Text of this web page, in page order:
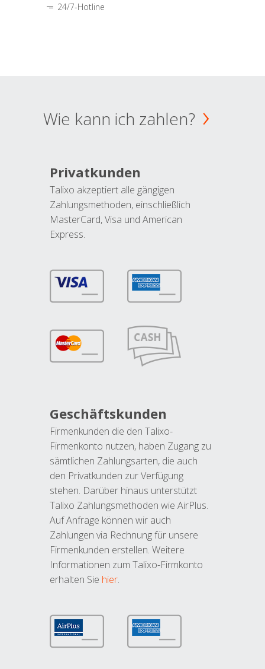
24/7-Hotline
Wie kann ich zahlen?
Privatkunden
Talixo akzeptiert alle gängigen
Zahlungsmethoden, einschließlich
MasterCard, Visa und American
Express.
Geschäftskunden
Firmenkunden die den Talixo-
Firmenkonto nutzen, haben Zugang zu
sämtlichen Zahlungsarten, die auch
den Privatkunden zur Verfügung
stehen. Darüber hinaus unterstützt
Talixo Zahlungsmethoden wie AirPlus.
Auf Anfrage können wir auch
Zahlungen via Rechnung für unsere
Firmenkunden erstellen. Weitere
Informationen zum Talixo-Firmkonto
erhalten Sie hier.